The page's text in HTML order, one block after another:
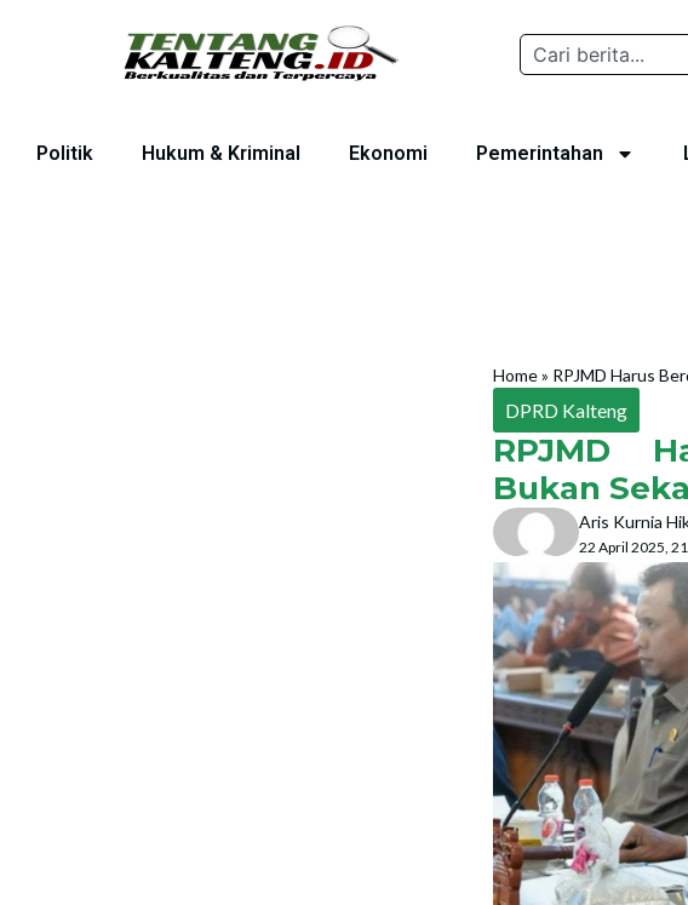
Politik Hukum & Kriminal Ekonomi Pemerintahan
Home» RPJMD Harus
DPRD Kalteng
RPJMD
Bukan
Aris Kurnia
22 April 2025,